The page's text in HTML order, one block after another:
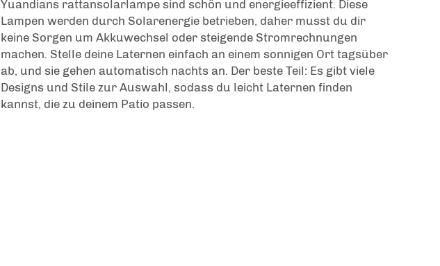
Yuandians rattansolarlampe sind schön und energieeffizient. Diese
Lampen werden durch Solarenergie betrieben, daher musst du dir
keine Sorgen um Akkuwechsel oder steigende Stromrechnungen
machen. Stelle deine Laternen einfach an einem sonnigen Ort tagsüber
ab, und sie gehen automatisch nachts an. Der beste Teil: Es gibt viele
Designs und Stile zur Auswahl, sodass du leicht Laternen finden
kannst, die zu deinem Patio passen.